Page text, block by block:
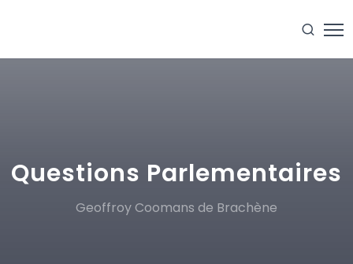
Questions Parlementaires
Geoffroy Coomans de Brachène